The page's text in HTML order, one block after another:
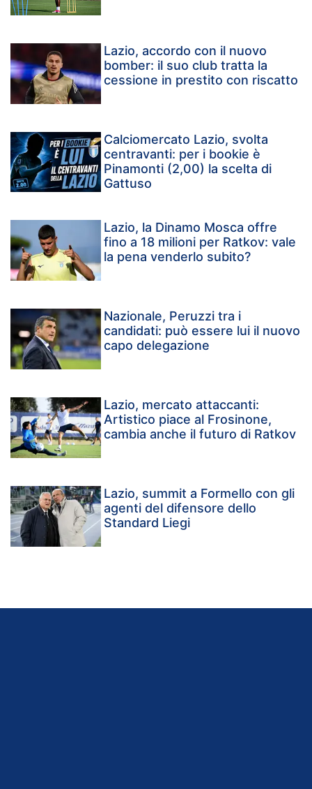
Lazio, accordo con il nuovo
bomber: il suo club tratta la
cessione in prestito con riscatto
Calciomercato Lazio, svolta
centravanti: per i bookie è
Pinamonti (2,00) la scelta di
Gattuso
Lazio, la Dinamo Mosca offre
fino a 18 milioni per Ratkov: vale
la pena venderlo subito?
Nazionale, Peruzzi tra i
candidati: può essere lui il nuovo
capo delegazione
Lazio, mercato attaccanti:
Artistico piace al Frosinone,
cambia anche il futuro di Ratkov
Lazio, summit a Formello con gli
agenti del difensore dello
Standard Liegi